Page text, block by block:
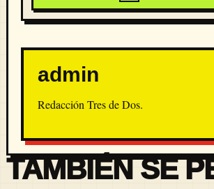
admin
Redacción Tres de Dos.
TAMBIÉN SE